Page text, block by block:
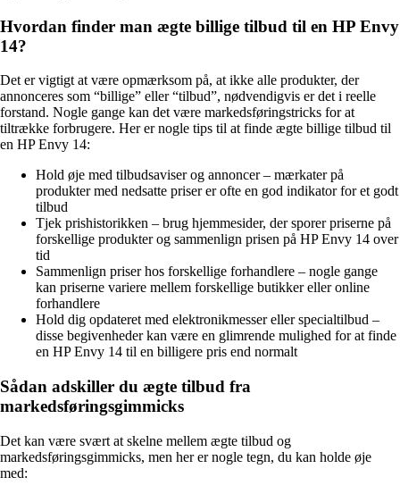
Hvordan finder man ægte billige tilbud til en HP Envy
14?
Det er vigtigt at være opmærksom på, at ikke alle produkter, der
annonceres som “billige” eller “tilbud”, nødvendigvis er det i reelle
forstand. Nogle gange kan det være markedsføringstricks for at
tiltrække forbrugere. Her er nogle tips til at finde ægte billige tilbud til
en HP Envy 14:
Hold øje med tilbudsaviser og annoncer – mærkater på
produkter med nedsatte priser er ofte en god indikator for et godt
tilbud
Tjek prishistorikken – brug hjemmesider, der sporer priserne på
forskellige produkter og sammenlign prisen på HP Envy 14 over
tid
Sammenlign priser hos forskellige forhandlere – nogle gange
kan priserne variere mellem forskellige butikker eller online
forhandlere
Hold dig opdateret med elektronikmesser eller specialtilbud –
disse begivenheder kan være en glimrende mulighed for at finde
en HP Envy 14 til en billigere pris end normalt
Sådan adskiller du ægte tilbud fra
markedsføringsgimmicks
Det kan være svært at skelne mellem ægte tilbud og
markedsføringsgimmicks, men her er nogle tegn, du kan holde øje
med: